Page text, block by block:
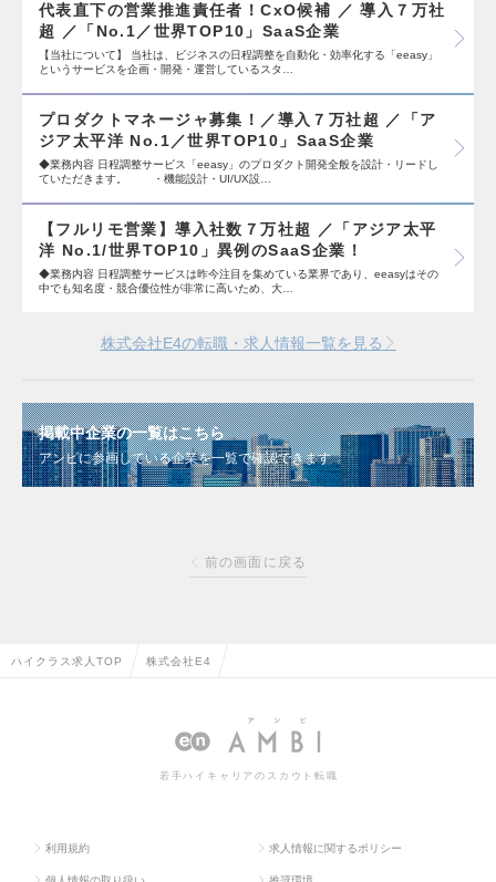
代表直下の営業推進責任者！CxO候補 ／ 導入７万社
超 ／「No.1／世界TOP10」SaaS企業
【当社について】 当社は、ビジネスの日程調整を自動化・効率化する「eeasy」
というサービスを企画・開発・運営しているスタ…
プロダクトマネージャ募集！／導入７万社超 ／「ア
ジア太平洋 No.1／世界TOP10」SaaS企業
◆業務内容 日程調整サービス「eeasy」のプロダクト開発全般を設計・リードし
ていただきます。 ・機能設計・UI/UX設…
【フルリモ営業】導入社数７万社超 ／「アジア太平
洋 No.1/世界TOP10」異例のSaaS企業！
◆業務内容 日程調整サービスは昨今注目を集めている業界であり、eeasyはその
中でも知名度・競合優位性が非常に高いため、大…
株式会社E4の転職・求人情報一覧を見る
掲載中企業の一覧はこちら
アンビに参画している企業を一覧で確認できます
前の画面に戻る
ハイクラス求人TOP 株式会社E4
若手ハイキャリアのスカウト転職
利用規約 求人情報に関するポリシー